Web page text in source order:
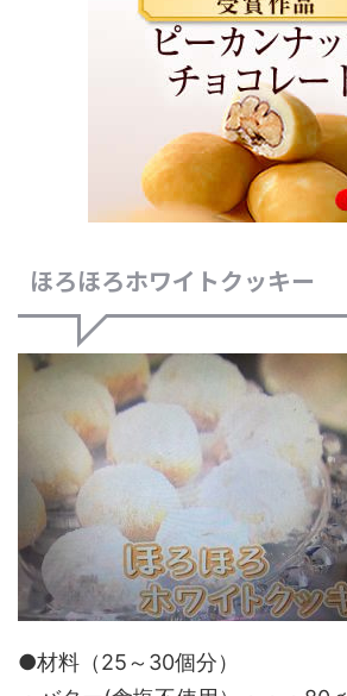
ほろほろホワイトクッキー
●材料（25～30個分）